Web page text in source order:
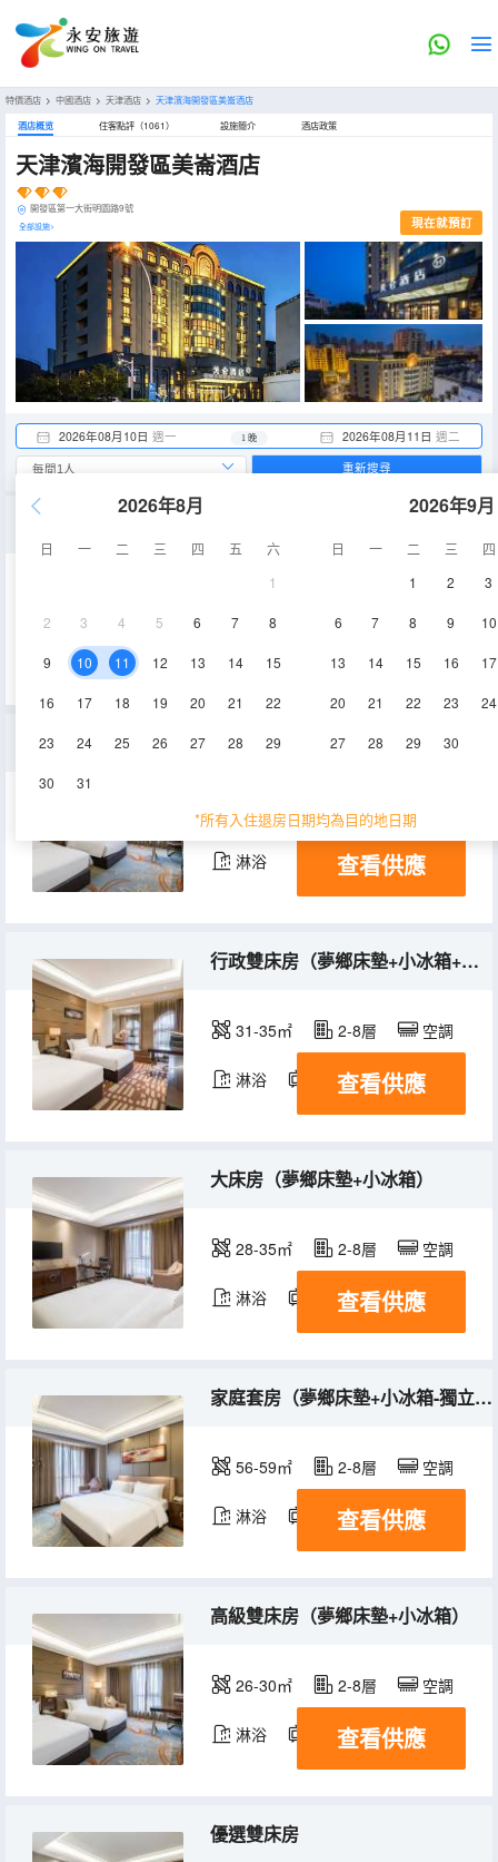
特價酒店 > 中國酒店 > 天津酒店 > 天津濱海開發區美崙酒店
酒店概览 住客點評（1061） 設施簡介 酒店政策
天津濱海開發區美崙酒店
開發區第一大街明園路9號
全部設施> 現在就預訂
2026年08月10日 週一 2026年08月11日 週二
1 晚
2026年8月
日 一 二 三 四 五
六
1
2 3 4 5 6 7 8
9 10 11 12 13 14 15
16 17 18 19 20 21 22
23 24 25 26 27 28 29
30 31
2026年9月
日 一 二 三
四
1
2 3
6 7 8 9 10
13 14 15 16 17
20 21 22 23 24
27 28 29 30
*所有入住退房日期均為目的地日期
重新搜尋
26-30㎡ 空調
雙床房
25-28㎡ 2-8層
淋浴 查看供應
行政雙床房（夢鄉床墊+小冰箱+落地飄窗）
31-35㎡ 2-8層 空調
淋浴 電視機 冰箱
查看供應
大床房（夢鄉床墊+小冰箱）
28-35㎡ 2-8層 空調
淋浴 電視機 冰箱
查看供應
家庭套房（夢鄉床墊+小冰箱-獨立會客廳）
56-59㎡ 2-8層 空調
淋浴 電視機 冰箱
查看供應
高級雙床房（夢鄉床墊+小冰箱）
26-30㎡ 2-8層 空調
淋浴 電視機 冰箱
查看供應
優選雙床房